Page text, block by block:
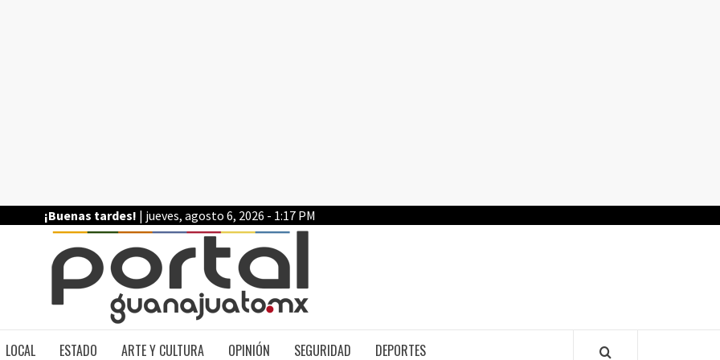
¡Buenas tardes! | jueves, agosto 6, 2026 - 1:17 PM
LOCAL ESTADO ARTE Y CULTURA OPINIÓN SEGURIDAD DEPORTES